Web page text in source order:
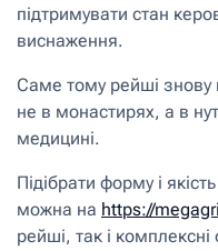
підтримувати стан
виснаження.
Саме тому рейші знову
не в монастирях, а в
медицині.
Підібрати форму і
можна на https://
рейші, так і